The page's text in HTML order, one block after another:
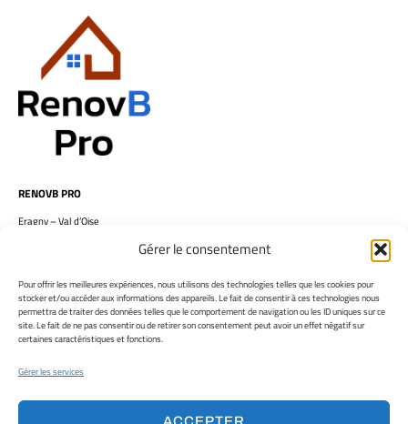
Gérer le consentement
Pour offrir les meilleures expériences, nous utilisons des technologies telles que les cookies pour
stocker et/ou accéder aux informations des appareils. Le fait de consentir à ces technologies nous
permettra de traiter des données telles que le comportement de navigation ou les ID uniques sur ce
site. Le fait de ne pas consentir ou de retirer son consentement peut avoir un effet négatif sur
certaines caractéristiques et fonctions.
Gérer les services
ACCEPTER
RENOVB PRO
Eragny – Val d’Oise
renovb@outlook.fr
RÉNOVATION